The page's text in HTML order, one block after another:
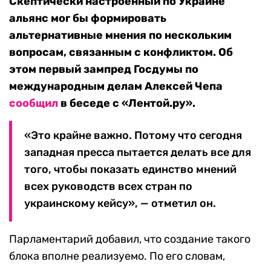
альянс мог бы формировать
альтернативные мнения по нескольким
вопросам, связанным с конфликтом. Об
этом первый зампред Госдумы по
международным делам Алексей Чепа
сообщил в беседе с «Лентой.ру».
«Это крайне важно. Потому что сегодня
западная пресса пытается делать все для
того, чтобы показать единство мнений
всех руководств всех стран по
украинскому кейсу», — отметил он.
Парламентарий добавил, что создание такого
блока вполне реализуемо. По его словам,